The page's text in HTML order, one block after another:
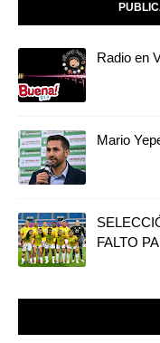
Radio en
Mario
FALTO